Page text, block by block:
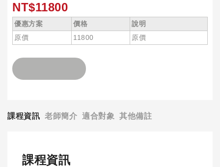
NT$11800
優惠方案 價格
說明
原價
11800 原價
課程資訊 老師簡介 適合對象 其他備註
課程資訊